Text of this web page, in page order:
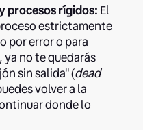
procesos rígidos:El
estrictamente
por error o para
no te quedarás
sin salida" (dead
volver a la
donde lo